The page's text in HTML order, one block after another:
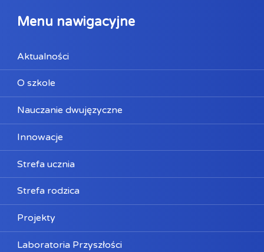
Menu nawigacyjne
Aktualności
O szkole
Nauczanie dwujęzyczne
Innowacje
Strefa ucznia
Strefa rodzica
Projekty
Laboratoria Przyszłości